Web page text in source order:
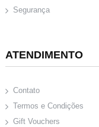
Segurança
ATENDIMENTO
Contato
Termos e Condições
Gift Vouchers